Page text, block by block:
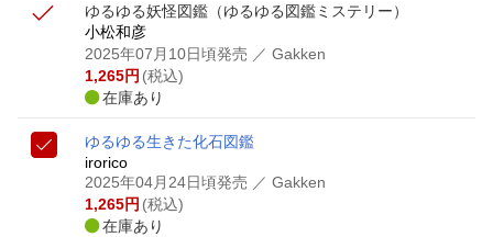
ゆるゆる妖怪図鑑 （ゆるゆる図鑑ミステリー）
小松和彦
2025年07月10日頃発売 ／ Gakken
1,265円 (税込)
在庫あり
ゆるゆる生きた化石図鑑
irorico
2025年04月24日頃発売 ／ Gakken
1,265円 (税込)
在庫あり